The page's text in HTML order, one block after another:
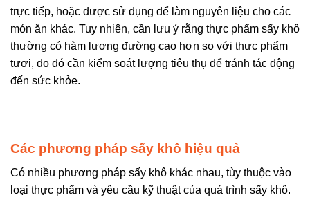
trực tiếp, hoặc được sử dụng để làm nguyên liệu cho các
món ăn khác. Tuy nhiên, cần lưu ý rằng thực phẩm sấy khô
thường có hàm lượng đường cao hơn so với thực phẩm
tươi, do đó cần kiểm soát lượng tiêu thụ để tránh tác động
đến sức khỏe.
Các phương pháp sấy khô hiệu quả
Có nhiều phương pháp sấy khô khác nhau, tùy thuộc vào
loại thực phẩm và yêu cầu kỹ thuật của quá trình sấy khô.